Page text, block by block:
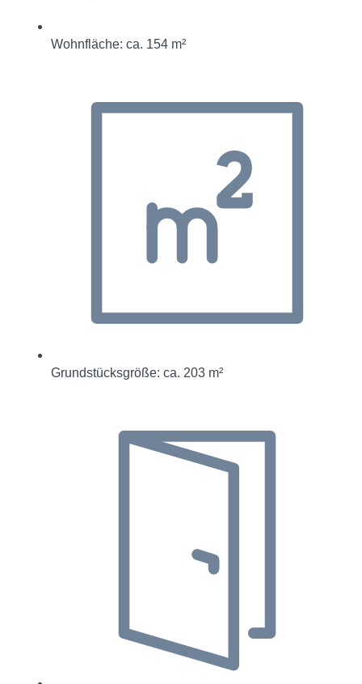
Wohnfläche: ca. 154 m²
Grundstücksgröße: ca. 203 m²